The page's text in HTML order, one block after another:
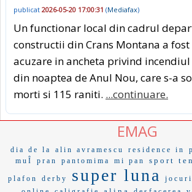
publicat 2026-05-20 17:00:31 (Mediafax)
Un functionar local din cadrul
constructii din Crans Montana a
acuzare in ancheta privind
din noaptea de Anul Nou, care s-a
morti si 115 raniti. ...continuare.
EMAG
dia de la alin avramescu residence in
muÎ
pran pantomima mi pan sport ten
plafon derby super luna jocuri